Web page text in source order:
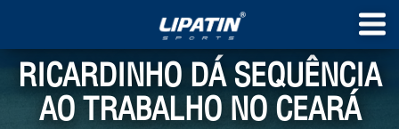
RICARDINHO DÁ SEQUÊNCIA
AO TRABALHO NO CEARÁ